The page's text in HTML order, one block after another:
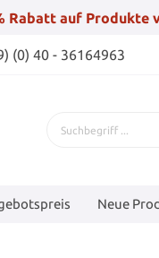
Rabatt auf Produkte
(0) 40 - 36164963
Neue